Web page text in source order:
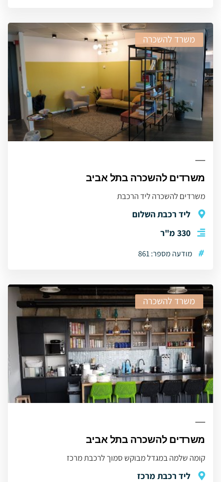
משרד להשכרה
משרדים להשכרה בתל אביב
משרדים להשכרה ליד הרכבת
ליד רכבת השלום
330 מ"ר
# מודעה מספר: 861
משרד להשכרה
משרדים להשכרה בתל אביב
קומה שלמה במגדל מבוקש סמוך לרכבת מרכז
ליד רכבת מרכז